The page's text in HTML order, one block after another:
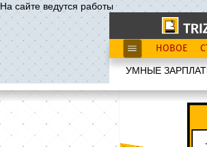
На сайте ведутся работы
НОВОЕ
УМНЫЕ